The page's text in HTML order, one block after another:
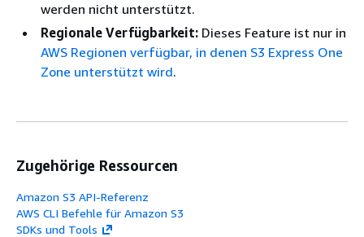
werden nicht unterstützt.
Regionale Verfügbarkeit: Dieses Feature ist nur in
AWS Regionen verfügbar, in denen S3 Express One
Zone unterstützt wird.
Zugehörige Ressourcen
Amazon S3 API-Referenz
AWS CLI Befehle für Amazon S3
SDKs und Tools